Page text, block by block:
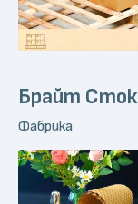
Брайт Сток
Фабрика